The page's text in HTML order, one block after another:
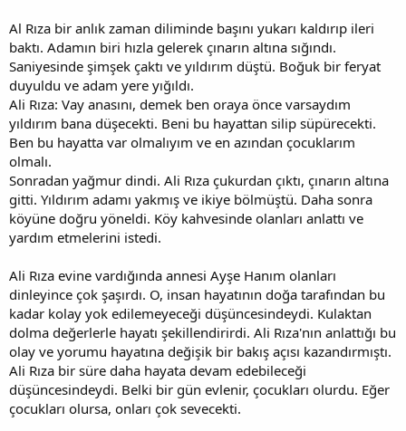
Al Rıza bir anlık zaman diliminde başını yukarı kaldırıp ileri
baktı. Adamın biri hızla gelerek çınarın altına sığındı.
Saniyesinde şimşek çaktı ve yıldırım düştü. Boğuk bir feryat
duyuldu ve adam yere yığıldı.
Ali Rıza: Vay anasını, demek ben oraya önce varsaydım
yıldırım bana düşecekti. Beni bu hayattan silip süpürecekti.
Ben bu hayatta var olmalıyım ve en azından çocuklarım
olmalı.
Sonradan yağmur dindi. Ali Rıza çukurdan çıktı, çınarın altına
gitti. Yıldırım adamı yakmış ve ikiye bölmüştü. Daha sonra
köyüne doğru yöneldi. Köy kahvesinde olanları anlattı ve
yardım etmelerini istedi.
Ali Rıza evine vardığında annesi Ayşe Hanım olanları
dinleyince çok şaşırdı. O, insan hayatının doğa tarafından bu
kadar kolay yok edilemeyeceği düşüncesindeydi. Kulaktan
dolma değerlerle hayatı şekillendirirdi. Ali Rıza'nın anlattığı bu
olay ve yorumu hayatına değişik bir bakış açısı kazandırmıştı.
Ali Rıza bir süre daha hayata devam edebileceği
düşüncesindeydi. Belki bir gün evlenir, çocukları olurdu. Eğer
çocukları olursa, onları çok sevecekti.